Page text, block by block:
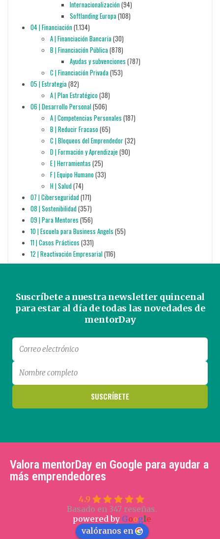
Internacionalización(94)
Softlanding Europa(108)
04 | Financiación(1.134)
A | Financiación Bancaria(30)
B | Financiación Pública(878)
Ayudas y subvenciones (787)
C | Financiación Privada(153)
05 | Estrategia(82)
A | Plan Estratégico(38)
06 | Desarrollo Personal(506)
A | Competencias Personales (187)
B | Reducir Fracaso(65)
C | Bloqueos del Emprendedor(32)
D | Formación y Aprendizaje (90)
E | Herramientas (25)
F | Equipo Humano(33)
H | Salud(74)
07 | Ciberseguridad(171)
08 | Sostenibilidad(357)
09 | Para Mentores (156)
10 | Escuela para Business Angels (55)
11 | Casos Prácticos (331)
12 | Reactivación Empresarial(116)
Suscríbete a nuestra newsletter quincenal
para estar al día de todas las novedades de
mentorDay
Valora mentorDay en Google para ayudar a
más emprendedores
4.9
Basado en 347 reseñas.
powered by Google
valóranos en